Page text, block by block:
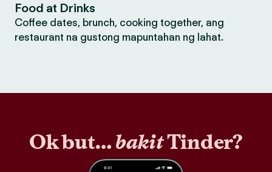
Food at Drinks
Coffee dates, brunch, cooking together, ang
restaurant na gustong mapuntahan ng lahat.
Ok but…bakitTinder?